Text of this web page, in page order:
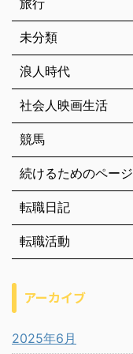
旅行
未分類
浪人時代
社会人映画生活
競馬
続けるためのページ
転職日記
転職活動
アーカイブ
2025年6月